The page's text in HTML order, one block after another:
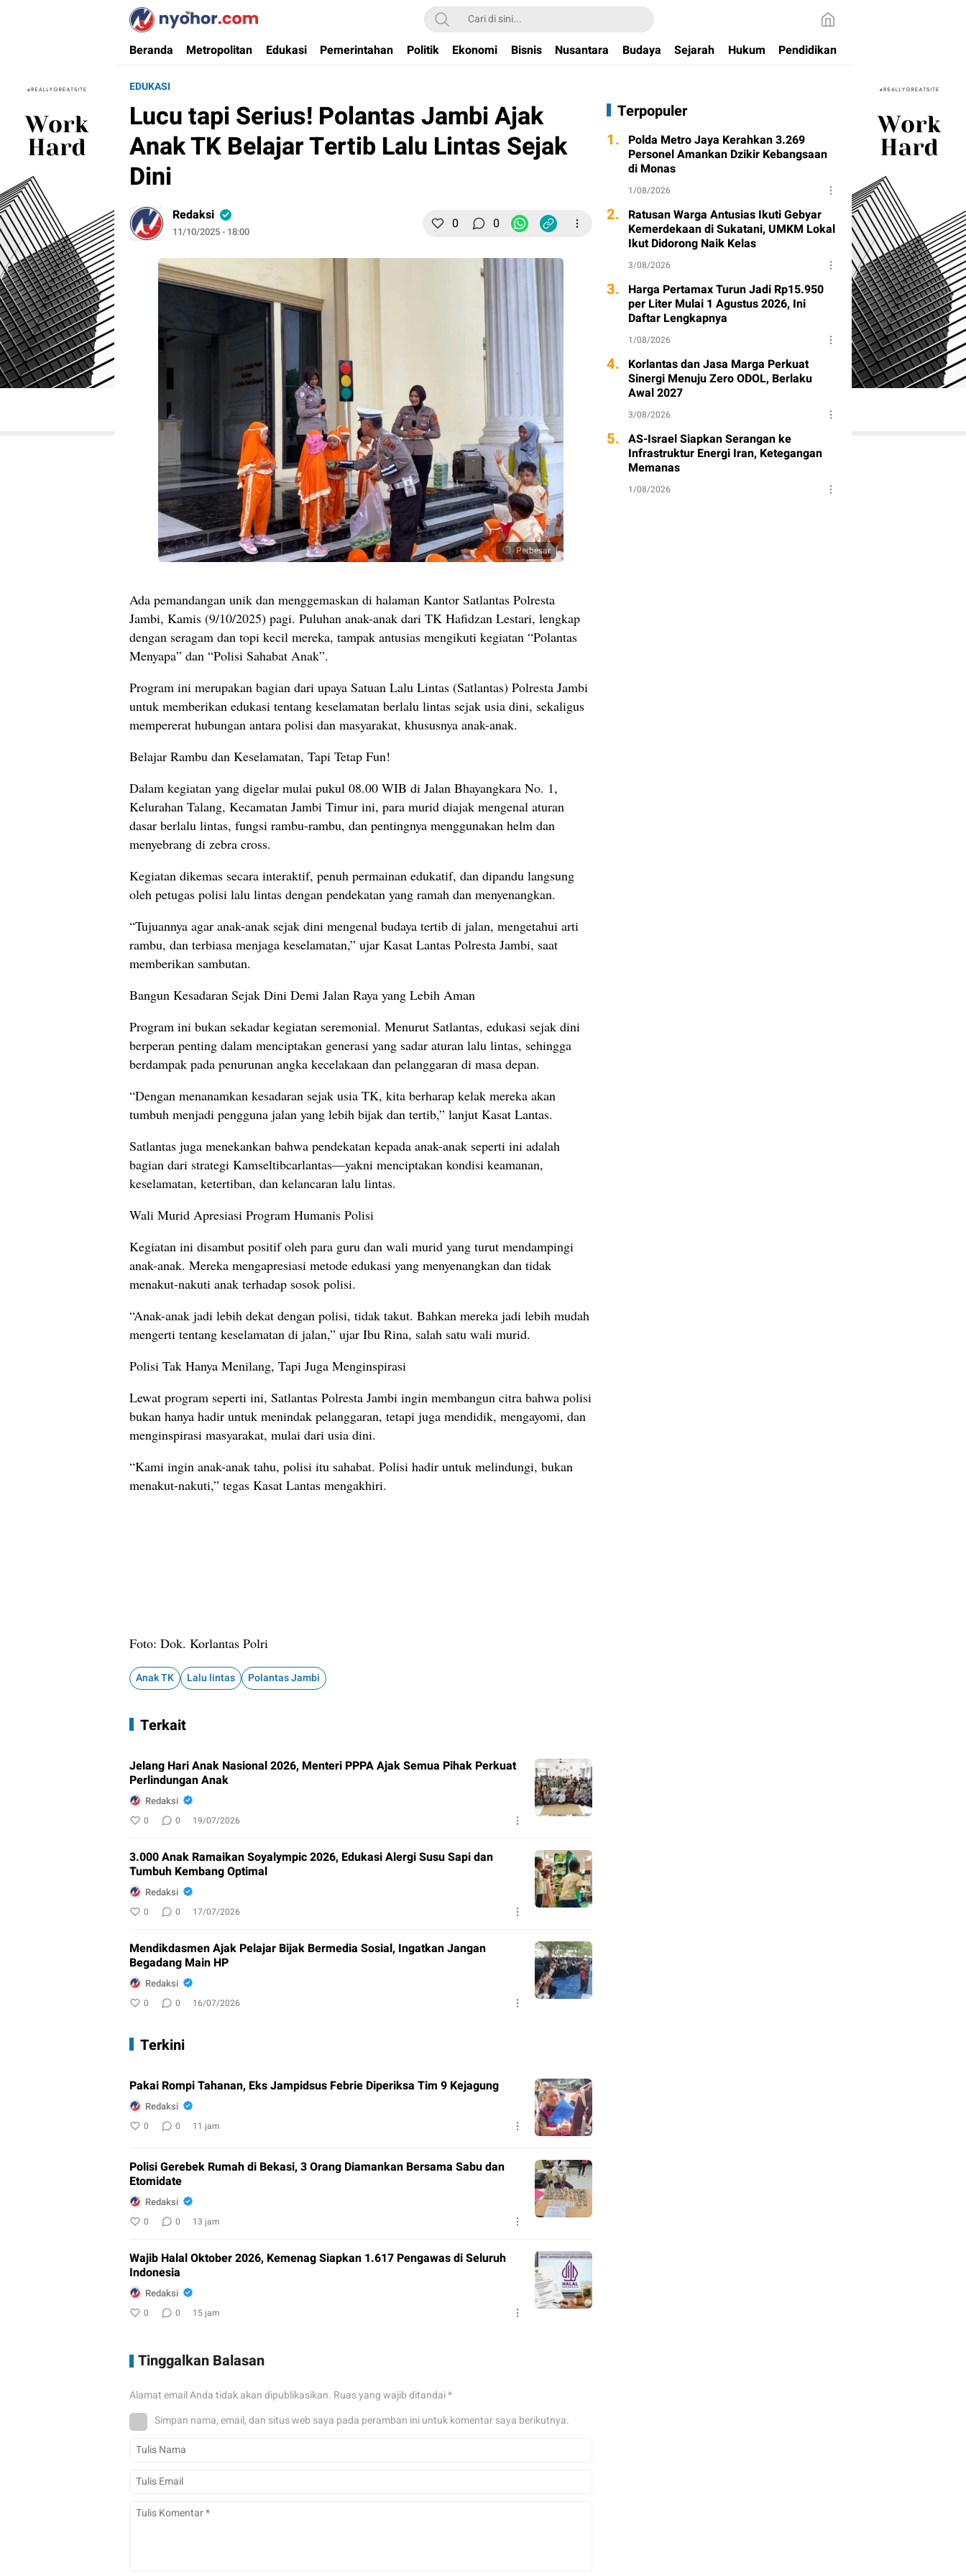
Nyohor.com
Media Informasi Ternyohor
Beranda Metropolitan Edukasi Pemerintahan Politik Ekonomi Bisnis Nusantara Budaya Sejarah Hukum Pendidikan
EDUKASI
Lucu tapi Serius! Polantas Jambi Ajak
Anak TK Belajar Tertib Lalu Lintas Sejak
Dini
Redaksi
11/10/2025 - 18:00 0 0
Perbesar
Ada pemandangan unik dan menggemaskan di halaman Kantor Satlantas Polresta
Jambi, Kamis (9/10/2025) pagi. Puluhan anak-anak dari TK Hafidzan Lestari, lengkap
dengan seragam dan topi kecil mereka, tampak antusias mengikuti kegiatan “Polantas
Menyapa” dan “Polisi Sahabat Anak”.
Program ini merupakan bagian dari upaya Satuan Lalu Lintas (Satlantas) Polresta Jambi
untuk memberikan edukasi tentang keselamatan berlalu lintas sejak usia dini, sekaligus
mempererat hubungan antara polisi dan masyarakat, khususnya anak-anak.
Belajar Rambu dan Keselamatan, Tapi Tetap Fun!
Dalam kegiatan yang digelar mulai pukul 08.00 WIB di Jalan Bhayangkara No. 1,
Kelurahan Talang, Kecamatan Jambi Timur ini, para murid diajak mengenal aturan
dasar berlalu lintas, fungsi rambu-rambu, dan pentingnya menggunakan helm dan
menyebrang di zebra cross.
Kegiatan dikemas secara interaktif, penuh permainan edukatif, dan dipandu langsung
oleh petugas polisi lalu lintas dengan pendekatan yang ramah dan menyenangkan.
“Tujuannya agar anak-anak sejak dini mengenal budaya tertib di jalan, mengetahui arti
rambu, dan terbiasa menjaga keselamatan,” ujar Kasat Lantas Polresta Jambi, saat
memberikan sambutan.
Bangun Kesadaran Sejak Dini Demi Jalan Raya yang Lebih Aman
Program ini bukan sekadar kegiatan seremonial. Menurut Satlantas, edukasi sejak dini
berperan penting dalam menciptakan generasi yang sadar aturan lalu lintas, sehingga
berdampak pada penurunan angka kecelakaan dan pelanggaran di masa depan.
“Dengan menanamkan kesadaran sejak usia TK, kita berharap kelak mereka akan
tumbuh menjadi pengguna jalan yang lebih bijak dan tertib,” lanjut Kasat Lantas.
Satlantas juga menekankan bahwa pendekatan kepada anak-anak seperti ini adalah
bagian dari strategi Kamseltibcarlantas—yakni menciptakan kondisi keamanan,
keselamatan, ketertiban, dan kelancaran lalu lintas.
Wali Murid Apresiasi Program Humanis Polisi
Kegiatan ini disambut positif oleh para guru dan wali murid yang turut mendampingi
anak-anak. Mereka mengapresiasi metode edukasi yang menyenangkan dan tidak
menakut-nakuti anak terhadap sosok polisi.
“Anak-anak jadi lebih dekat dengan polisi, tidak takut. Bahkan mereka jadi lebih mudah
mengerti tentang keselamatan di jalan,” ujar Ibu Rina, salah satu wali murid.
Polisi Tak Hanya Menilang, Tapi Juga Menginspirasi
Lewat program seperti ini, Satlantas Polresta Jambi ingin membangun citra bahwa polisi
bukan hanya hadir untuk menindak pelanggaran, tetapi juga mendidik, mengayomi, dan
menginspirasi masyarakat, mulai dari usia dini.
“Kami ingin anak-anak tahu, polisi itu sahabat. Polisi hadir untuk melindungi, bukan
menakut-nakuti,” tegas Kasat Lantas mengakhiri.
Foto: Dok. Korlantas Polri
Anak TK Lalu lintas Polantas Jambi
Terkait
Jelang Hari Anak Nasional 2026, Menteri PPPA Ajak Semua Pihak Perkuat
Perlindungan Anak
Redaksi
0 0 19/07/2026
3.000 Anak Ramaikan Soyalympic 2026, Edukasi Alergi Susu Sapi dan
Tumbuh Kembang Optimal
Redaksi
0 0 17/07/2026
Mendikdasmen Ajak Pelajar Bijak Bermedia Sosial, Ingatkan Jangan
Begadang Main HP
Redaksi
0 0 16/07/2026
Terkini
Pakai Rompi Tahanan, Eks Jampidsus Febrie Diperiksa Tim 9 Kejagung
Redaksi
0 0 11 jam
Polisi Gerebek Rumah di Bekasi, 3 Orang Diamankan Bersama Sabu dan
Etomidate
Redaksi
0 0 13 jam
Wajib Halal Oktober 2026, Kemenag Siapkan 1.617 Pengawas di Seluruh
Indonesia
Redaksi
0 0 15 jam
Tinggalkan Balasan
Alamat email Anda tidak akan dipublikasikan. Ruas yang wajib ditandai*
Simpan nama, email, dan situs web saya pada peramban ini untuk komentar saya berikutnya.
Terpopuler
1. Polda Metro Jaya Kerahkan 3.269
Personel Amankan Dzikir Kebangsaan
di Monas
1/08/2026
2. Ratusan Warga Antusias Ikuti Gebyar
Kemerdekaan di Sukatani, UMKM Lokal
Ikut Didorong Naik Kelas
3/08/2026
3. Harga Pertamax Turun Jadi Rp15.950
per Liter Mulai 1 Agustus 2026, Ini
Daftar Lengkapnya
1/08/2026
4. Korlantas dan Jasa Marga Perkuat
Sinergi Menuju Zero ODOL, Berlaku
Awal 2027
3/08/2026
5. AS-Israel Siapkan Serangan ke
Infrastruktur Energi Iran, Ketegangan
Memanas
1/08/2026